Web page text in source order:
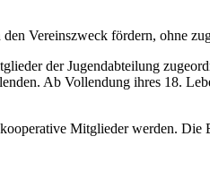
Vereinszweck fördern, ohne
der Jugendabteilung
Ab Vollendung ihres 18.
Mitglieder werden. Die